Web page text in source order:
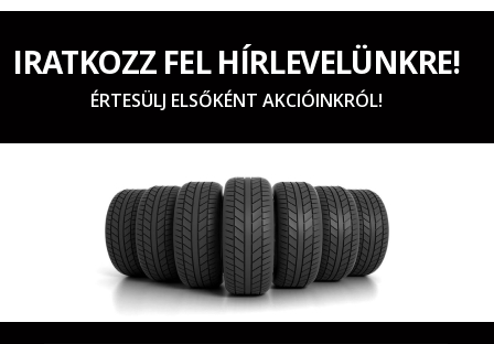
IRATKOZZ FEL HÍRLEVELÜNKRE!
ÉRTESÜLJ ELSŐKÉNT AKCIÓINKRÓL!